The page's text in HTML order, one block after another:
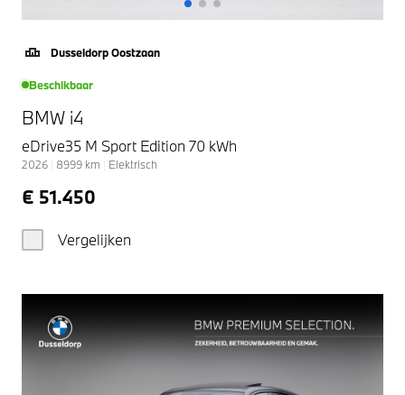
Dusseldorp Oostzaan
Beschikbaar
BMW i4
eDrive35 M Sport Edition 70 kWh
2026 8999 km Elektrisch
€ 51.450
Vergelijken